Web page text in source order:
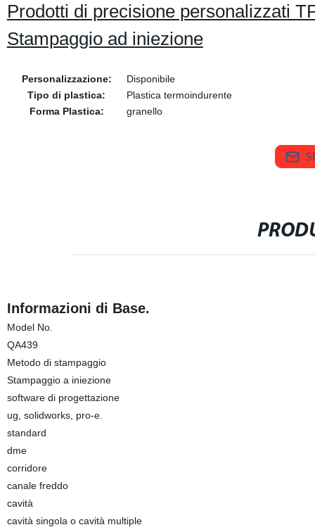
Prodotti di precisione personalizzati
Stampaggio ad iniezione
Personalizzazione:
Disponibile
Tipo di plastica:
Plastica termoindurente
Forma Plastica:
granello
Informazioni di Base.
Model No.
QA439
Metodo di stampaggio
Stampaggio a iniezione
software di progettazione
ug, solidworks, pro-e.
standard
dme
corridore
canale freddo
cavità
cavità singola o cavità multiple